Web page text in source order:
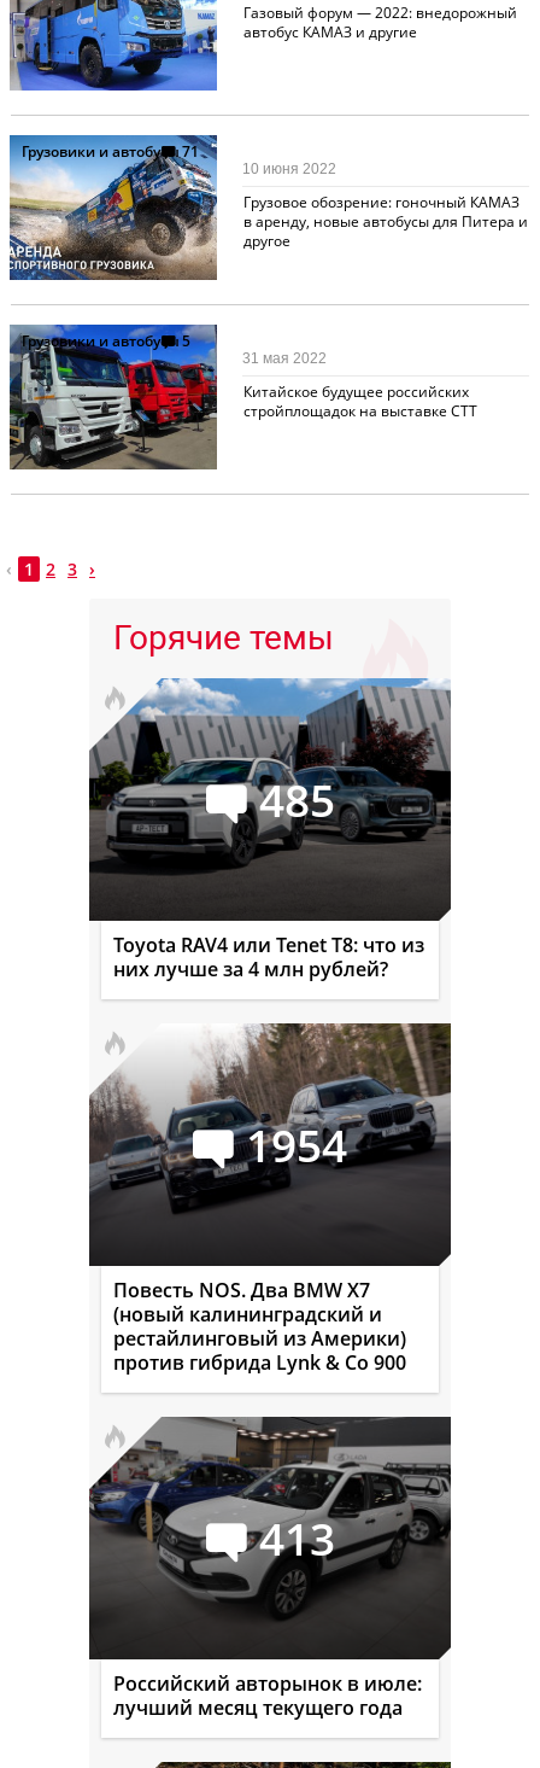
Газовый форум — 2022: внедорожный
автобус КАМАЗ и другие
Грузовики и автобусы71
Грузовое обозрение: гоночный КАМАЗ
в аренду, новые автобусы для Питера и
другое
10 июня 2022
Грузовики и автобусы5
Китайское будущее российских
стройплощадок на выставке СТТ
31 мая 2022
‹ 1 2 3 ›
Горячие темы
485
Toyota RAV4 или Tenet T8: что из
них лучше за 4 млн рублей?
1954
Повесть NOS. Два BMW X7
(новый калининградский и
рестайлинговый из Америки)
против гибрида Lynk & Co 900
413
Российский авторынок в июле:
лучший месяц текущего года